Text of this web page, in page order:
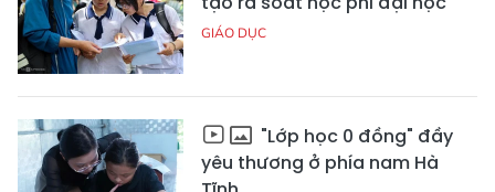
GIÁO DỤC
"Lớp học 0 đồng" đầy
yêu thương ở phía nam Hà